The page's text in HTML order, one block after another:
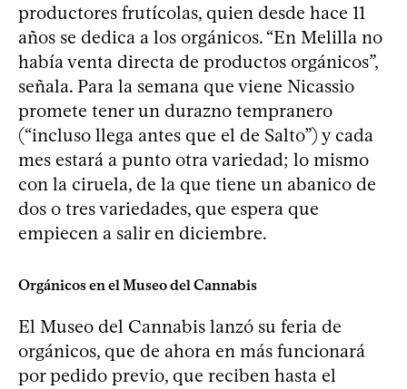
productores frutícolas, quien desde hace 11
años se dedica a los orgánicos. “En Melilla no
había venta directa de productos orgánicos”,
señala. Para la semana que viene Nicassio
promete tener un durazno tempranero
(“incluso llega antes que el de Salto”) y cada
mes estará a punto otra variedad; lo mismo
con la ciruela, de la que tiene un abanico de
dos o tres variedades, que espera que
empiecen a salir en diciembre.
Orgánicos en el Museo del Cannabis
El Museo del Cannabis lanzó su feria de
orgánicos, que de ahora en más funcionará
por pedido previo, que reciben hasta el